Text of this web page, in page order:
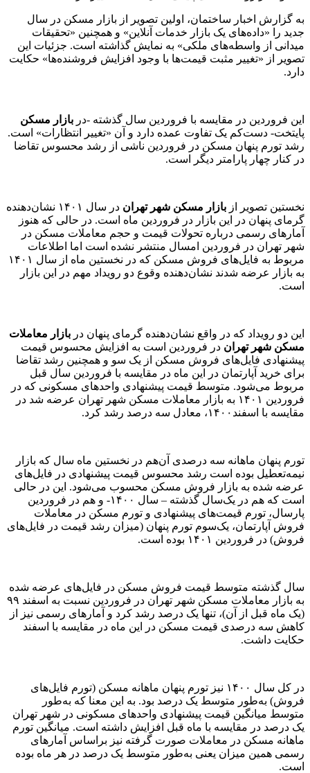
به گزارش اخبار ساختمان، اولین تصویر از بازار مسکن در سال
جدید را «داده‌های یک بازار خدمات آنلاین» و همچنین «تحقیقات
میدانی از واسطه‌های ملکی» به نمایش گذاشته است. جزئیات این
تصویر از «تغییر مثبت قیمت‌ها با وجود افزایش فروشنده‌ها» حکایت
دارد.
این فروردین در مقایسه با فروردین سال گذشته -در بازار مسکن
پایتخت- دست‌کم یک تفاوت عمده دارد و آن «تغییر انتظارات» است.
رشد تورم پنهان مسکن در فروردین ناشی از رشد محسوس تقاضا
در کنار چهار پارامتر دیگر است.
نخستین تصویر از بازار مسکن شهر تهران
در سال ۱۴۰۱ نشان‌دهنده
گرمای پنهان در این بازار در فروردین ماه است. در حالی که هنوز
آمارهای رسمی درباره تحولات قیمت و حجم معاملات مسکن در
شهر تهران در فروردین امسال منتشر نشده است اما اطلاعات
مربوط به فایل‌‌های فروش مسکن که در نخستین ماه از سال ۱۴۰۱
به بازار عرضه شدند نشان‌دهنده وقوع دو رویداد مهم در این بازار
است.
این دو رویداد که در واقع نشان‌دهنده گرمای پنهان در بازار معاملات
مسکن شهر تهران در فروردین است به افزایش محسوس قیمت
پیشنهادی فایل‌‌های فروش مسکن از یک سو و همچنین رشد تقاضا
برای خرید آپارتمان در این ماه در مقایسه با فروردین سال قبل
مربوط می‌شود. متوسط قیمت پیشنهادی واحدهای مسکونی که در
فروردین ۱۴۰۱ به بازار معاملات مسکن شهر تهران عرضه شد در
مقایسه با اسفند۱۴۰۰، معادل سه درصد رشد کرد.
تورم پنهان ماهانه سه درصدی آن‌‌هم در نخستین ماه سال که بازار
نیمه‌‌تعطیل بوده است رشد محسوس قیمت پیشنهادی در فایل‌‌های
عرضه شده به بازار فروش مسکن محسوب می‌شود. این در حالی
است که هم در یک‌سال گذشته – سال ۱۴۰۰- و هم در فروردین
پارسال، تورم قیمت‌‌های پیشنهادی و تورم مسکن در معاملات
فروش آپارتمان، یک‌سوم تورم پنهان (میزان رشد قیمت در فایل‌‌های
فروش) در فروردین ۱۴۰۱ بوده است.
سال گذشته متوسط قیمت فروش مسکن در فایل‌‌های عرضه شده
به بازار معاملات مسکن شهر تهران در فروردین نسبت به اسفند ۹۹
(یک ماه قبل از آن)، تنها یک درصد رشد کرد و آمارهای رسمی نیز از
کاهش سه درصدی قیمت مسکن در این ماه در مقایسه با اسفند
حکایت داشت.
در کل سال ۱۴۰۰ نیز تورم پنهان ماهانه مسکن (تورم فایل‌‌های
فروش) به‌طور متوسط یک درصد بود. به این معنا که به‌طور
متوسط میانگین قیمت پیشنهادی واحدهای مسکونی در شهر تهران
یک درصد در مقایسه با ماه قبل افزایش داشته است. میانگین تورم
ماهانه مسکن در معاملات صورت گرفته نیز براساس آمارهای
رسمی همین میزان یعنی به‌طور متوسط یک درصد در هر ماه بوده
است.